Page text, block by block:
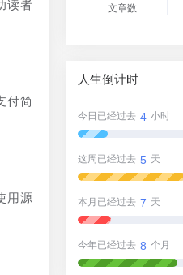
读者
付简
用源
文章数
人生倒计时
今日已经过去 4 小时
这周已经过去 5 天
本月已经过去 7 天
今年已经过去 8 个月